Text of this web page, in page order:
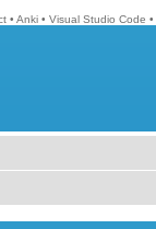
• Anki • Visual Studio Code •